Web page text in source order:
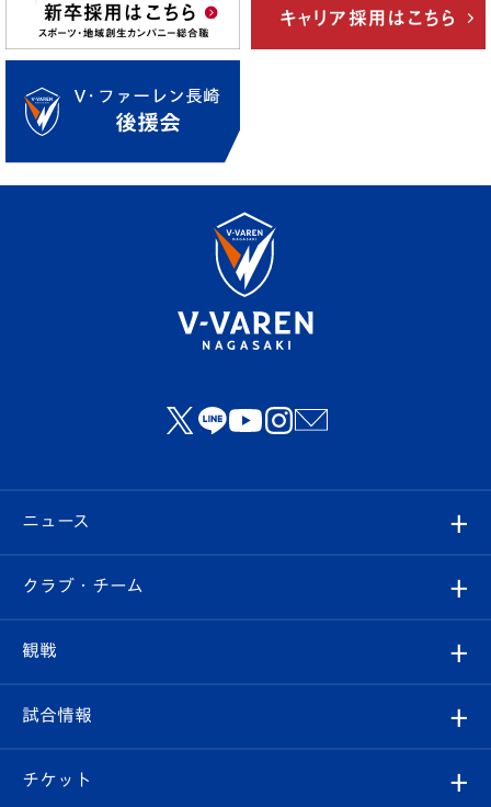
ニュース
すべて
クラブ
試合情報
クラブ・チーム
クラブ概要
観戦
観戦ルール
試合情報
試合日程/結果
チケット